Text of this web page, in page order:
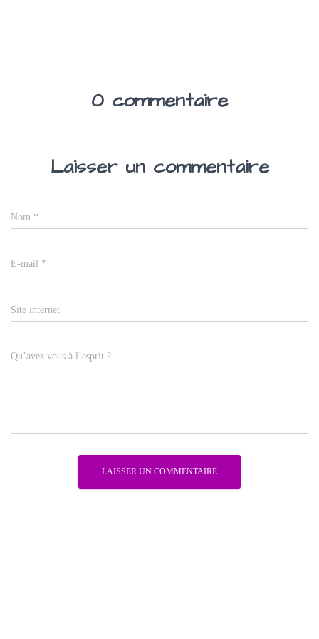
0 commentaire
Laisser un commentaire
Nom *
E-mail *
Site internet
Qu’avez vous à l’esprit ?